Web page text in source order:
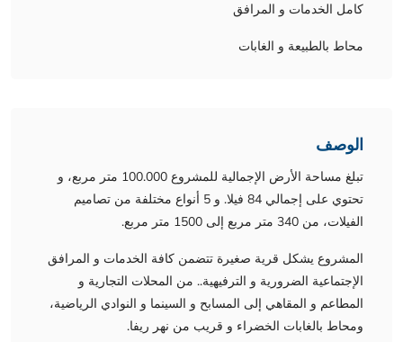
كامل الخدمات و المرافق
محاط بالطبيعة و الغابات
الوصف
تبلغ مساحة الأرض الإجمالية للمشروع 100.000 متر مربع، و
تحتوي على إجمالي 84 فيلا. و 5 أنواع مختلفة من تصاميم
الفيلات، من 340 متر مربع إلى 1500 متر مربع.
المشروع يشكل قرية صغيرة تتضمن كافة الخدمات و المرافق
الإجتماعية الضرورية و الترفيهية.. من المحلات التجارية و
المطاعم و المقاهي إلى المسابح و السينما و النوادي الرياضية،
ومحاط بالغابات الخضراء و قريب من نهر ريفا.